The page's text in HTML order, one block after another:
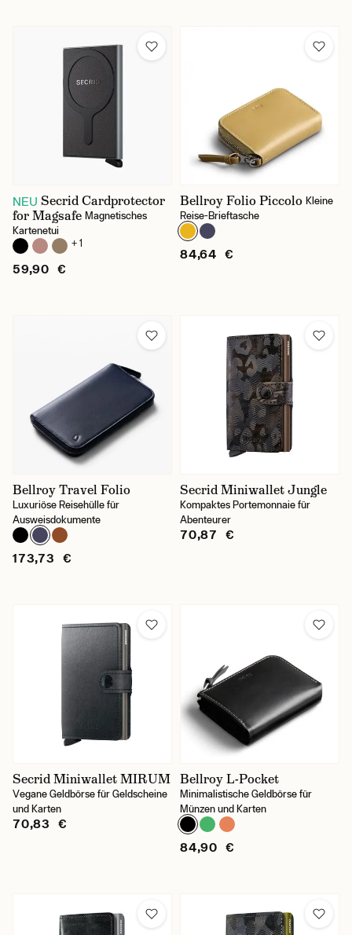
NEU Secrid Cardprotector
for Magsafe Magnetisches
Kartenetui
+ 1
59,90 €
Bellroy Folio Piccolo Kleine
Reise-Brieftasche
84,64 €
Bellroy Travel Folio
Luxuriöse Reisehülle für
Ausweisdokumente
173,73 €
Secrid Miniwallet Jungle
Kompaktes Portemonnaie für
Abenteurer
70,87 €
Secrid Miniwallet MIRUM
Vegane Geldbörse für Geldscheine
und Karten
70,83 €
Bellroy L-Pocket
Minimalistische Geldbörse für
Münzen und Karten
84,90 €